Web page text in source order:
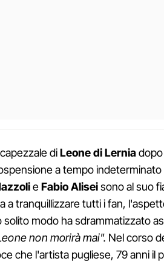
diLeonediLernia
a tempo
eFabioAliseisono al suo
a tranquillizzare tutti i fan,
solito modo ha sdrammatizzato
non morirà mai". Nel corso
che l'artista pugliese, 79 anni il